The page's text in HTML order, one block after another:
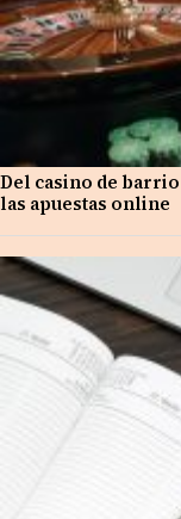
Del casino de
las apuestas online